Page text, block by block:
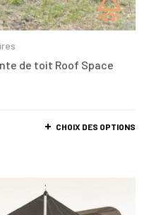
de toit Roof Space
CHOIX DES OPTIONS